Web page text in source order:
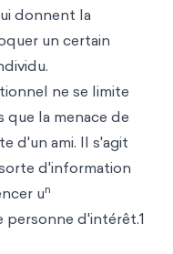
donnent la
un certain
ne se limite
que la menace de
d'un ami. Il s'agit
d'information
un
d'intérêt.1